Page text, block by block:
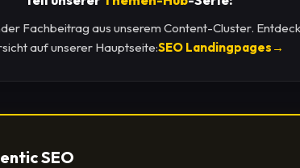
Fachbeitrag aus unserem Content-Cluster.
auf unserer Hauptseite:SEO Landingpages →
SEO